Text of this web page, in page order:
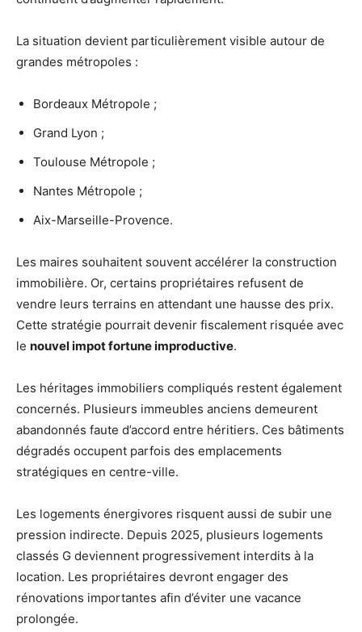
La situation devient particulièrement visible autour de
grandes métropoles :
Bordeaux Métropole ;
Grand Lyon ;
Toulouse Métropole ;
Nantes Métropole ;
Aix-Marseille-Provence.
Les maires souhaitent souvent accélérer la construction
immobilière. Or, certains propriétaires refusent de
vendre leurs terrains en attendant une hausse des prix.
Cette stratégie pourrait devenir fiscalement risquée avec
le nouvel impot fortune improductive.
Les héritages immobiliers compliqués restent également
concernés. Plusieurs immeubles anciens demeurent
abandonnés faute d’accord entre héritiers. Ces bâtiments
dégradés occupent parfois des emplacements
stratégiques en centre-ville.
Les logements énergivores risquent aussi de subir une
pression indirecte. Depuis 2025, plusieurs logements
classés G deviennent progressivement interdits à la
location. Les propriétaires devront engager des
rénovations importantes afin d’éviter une vacance
prolongée.